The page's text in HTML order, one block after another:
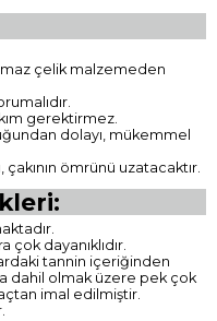
çelik malzemeden
gerektirmez.
dolayı, mükemmel
çakının ömrünü uzatacaktır.
çok dayanıklıdır.
tannin içeriğinden
dahil olmak üzere pek çok
imal edilmiştir.